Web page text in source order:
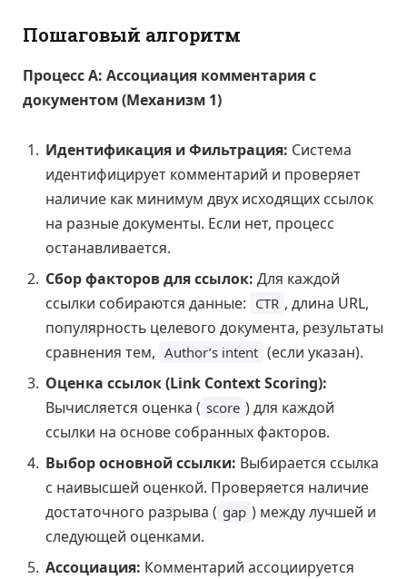
Пошаговый алгоритм
Процесс А: Ассоциация комментария с
документом (Механизм 1)
Идентификация и Фильтрация: Система
идентифицирует комментарий и проверяет
наличие как минимум двух исходящих ссылок
на разные документы. Если нет, процесс
останавливается.
Сбор факторов для ссылок: Для каждой
ссылки собираются данные: CTR , длина URL,
популярность целевого документа, результаты
сравнения тем, Author’s intent (если указан).
Оценка ссылок (Link Context Scoring):
Вычисляется оценка ( score ) для каждой
ссылки на основе собранных факторов.
Выбор основной ссылки: Выбирается ссылка
с наивысшей оценкой. Проверяется наличие
достаточного разрыва ( gap ) между лучшей и
следующей оценками.
Ассоциация: Комментарий ассоциируется